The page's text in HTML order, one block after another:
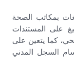
بمكاتب الصحة
على المستندات
كما يتعين على
السجل المدني